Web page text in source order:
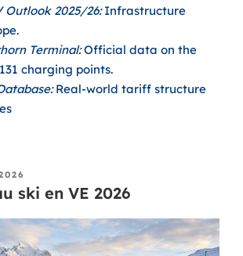
Outlook 2025/26:Infrastructure
Terminal:Official data on the
charging points.
Real-world tariff structure
ski en VE 2026